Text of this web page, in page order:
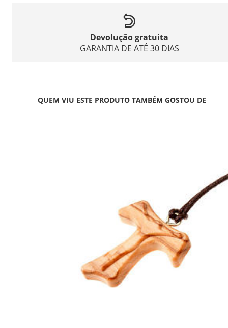
Devolução gratuita
GARANTIA DE ATÉ 30 DIAS
QUEM VIU ESTE PRODUTO TAMBÉM GOSTOU DE